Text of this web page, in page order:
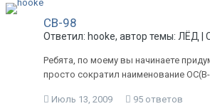
СВ-98
Ответил: hooke, автор темы: ЛЁД |
Ребята, по моему вы начинаете
просто сократил наименование ОС(В-
Июль 13, 2009 95 ответов